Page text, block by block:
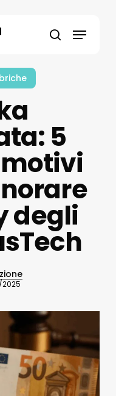
search
Menu
5
degli